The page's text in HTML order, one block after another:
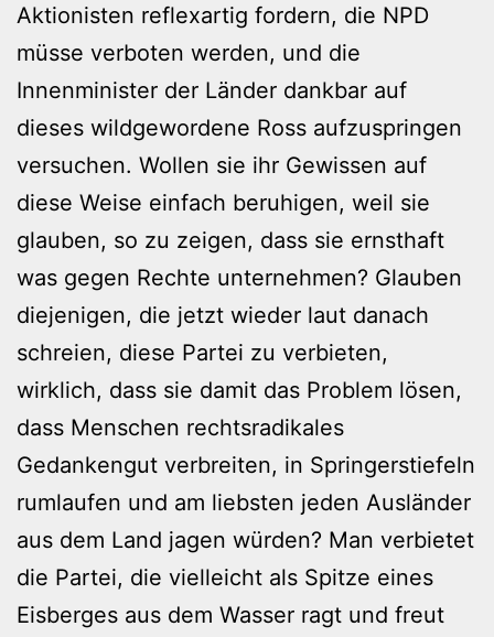
Aktionisten reflexartig fordern, die NPD
müsse verboten werden, und die
Innenminister der Länder dankbar auf
dieses wildgewordene Ross aufzuspringen
versuchen. Wollen sie ihr Gewissen auf
diese Weise einfach beruhigen, weil sie
glauben, so zu zeigen, dass sie ernsthaft
was gegen Rechte unternehmen? Glauben
diejenigen, die jetzt wieder laut danach
schreien, diese Partei zu verbieten,
wirklich, dass sie damit das Problem lösen,
dass Menschen rechtsradikales
Gedankengut verbreiten, in Springerstiefeln
rumlaufen und am liebsten jeden Ausländer
aus dem Land jagen würden? Man verbietet
die Partei, die vielleicht als Spitze eines
Eisberges aus dem Wasser ragt und freut